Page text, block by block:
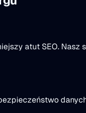
atut SEO.